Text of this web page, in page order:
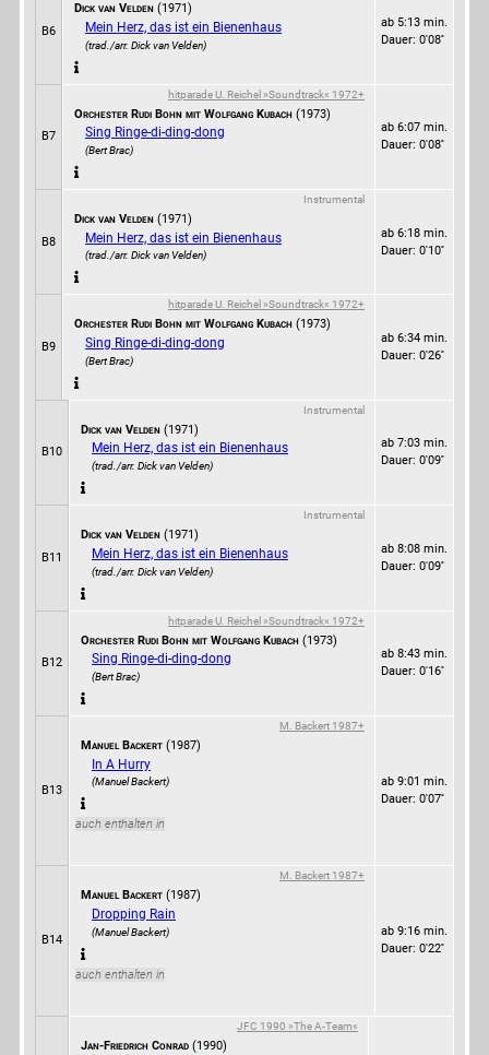
B6
Dick van Velden (1971)
Mein Herz, das ist ein Bienenhaus
(trad./arr. Dick van Velden)
ab 5:13 min.
Dauer: 0'08''
B7
hitparade U. Reichel »Soundtrack« 1972+
Orchester Rudi Bohn mit Wolfgang Kubach (1973)
Sing Ringe-di-ding-dong
(Bert Brac)
ab 6:07 min.
Dauer: 0'08''
B8
Instrumental
Dick van Velden (1971)
Mein Herz, das ist ein Bienenhaus
(trad./arr. Dick van Velden)
ab 6:18 min.
Dauer: 0'10''
B9
hitparade U. Reichel »Soundtrack« 1972+
Orchester Rudi Bohn mit Wolfgang Kubach (1973)
Sing Ringe-di-ding-dong
(Bert Brac)
ab 6:34 min.
Dauer: 0'26''
B10
Instrumental
Dick van Velden (1971)
Mein Herz, das ist ein Bienenhaus
(trad./arr. Dick van Velden)
ab 7:03 min.
Dauer: 0'09''
B11
Instrumental
Dick van Velden (1971)
Mein Herz, das ist ein Bienenhaus
(trad./arr. Dick van Velden)
ab 8:08 min.
Dauer: 0'09''
B12
hitparade U. Reichel »Soundtrack« 1972+
Orchester Rudi Bohn mit Wolfgang Kubach (1973)
Sing Ringe-di-ding-dong
(Bert Brac)
ab 8:43 min.
Dauer: 0'16''
B13
M. Backert 1987+
Manuel Backert (1987)
In A Hurry
(Manuel Backert)
auch enthalten in
ab 9:01 min.
Dauer: 0'07''
B14
M. Backert 1987+
Manuel Backert (1987)
Dropping Rain
(Manuel Backert)
auch enthalten in
ab 9:16 min.
Dauer: 0'22''
JFC 1990 »The A-Team«
Jan-Friedrich Conrad (1990)